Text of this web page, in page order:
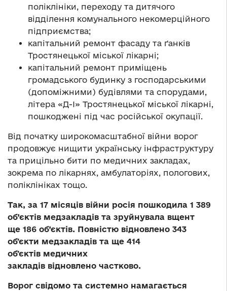
поліклініки, переходу та дитячого
відділення комунального некомерційного
підприємства;
капітальний ремонт фасаду та ґанків
Тростянецької міської лікарні;
капітальний ремонт приміщень
громадського будинку з господарськими
(допоміжними) будівлями та спорудами,
літера «Д-І» Тростянецької міської лікарні,
пошкоджені під час російської окупації.
Від початку широкомасштабної війни ворог
продовжує нищити українську інфраструктуру
та прицільно бити по медичних закладах,
зокрема по лікарнях, амбулаторіях, пологових,
поліклініках тощо.
Так, за 17 місяців війни росія пошкодила 1 389
об’єктів медзакладів та зруйнувала вщент
ще 186 об’єктів. Повністю відновлено 343
обʼєкти медзакладів та ще 414
обʼєктів медичних
закладів відновлено частково.
Ворог свідомо та системно намагається